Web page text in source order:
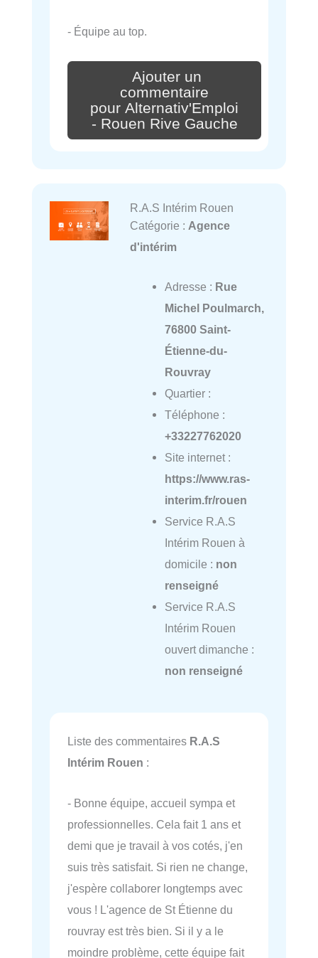
- Équipe au top.
Ajouter un
commentaire
pour Alternativ'Emploi
- Rouen Rive Gauche
R.A.S Intérim Rouen
Catégorie : Agence
d'intérim
Adresse : Rue
Michel Poulmarch,
76800 Saint-
Étienne-du-
Rouvray
Quartier :
Téléphone :
+33227762020
Site internet :
https://www.ras-
interim.fr/rouen
Service R.A.S
Intérim Rouen à
domicile : non
renseigné
Service R.A.S
Intérim Rouen
ouvert dimanche :
non renseigné
Liste des commentaires R.A.S
Intérim Rouen :
- Bonne équipe, accueil sympa et
professionnelles. Cela fait 1 ans et
demi que je travail à vos cotés, j'en
suis très satisfait. Si rien ne change,
j'espère collaborer longtemps avec
vous ! L'agence de St Étienne du
rouvray est très bien. Si il y a le
moindre problème, cette équipe fait